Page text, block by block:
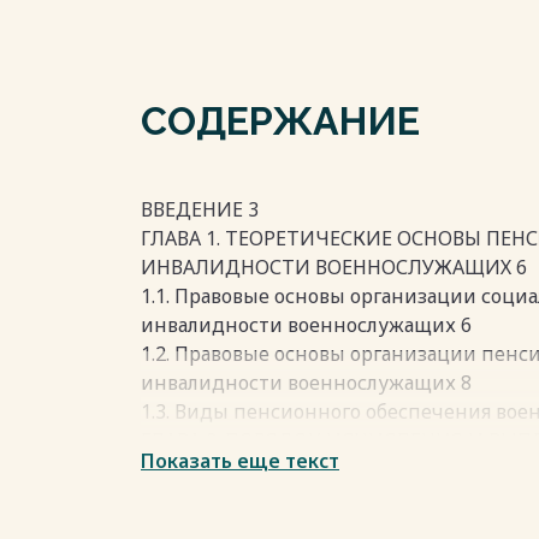
СОДЕРЖАНИЕ
ВВЕДЕНИЕ 3
ГЛАВА 1. ТЕОРЕТИЧЕСКИЕ ОСНОВЫ
ИНВАЛИДНОСТИ ВОЕННОСЛУЖАЩИХ 6
1.1. Правовые основы организации
инвалидности военнослужащих 6
1.2. Правовые основы организации
инвалидности военнослужащих 8
1.3. Виды пенсионного обеспечения
2.1. Исчисление пенсий по
Показать еще текст